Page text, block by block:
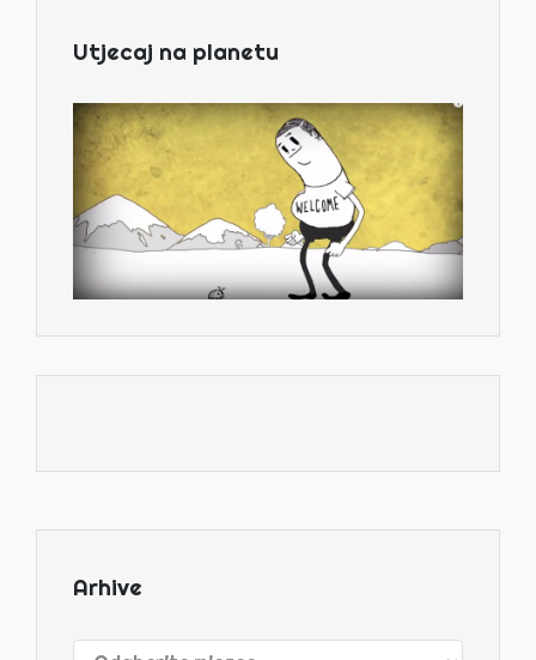
Utjecaj na planetu
Arhive
Arhive